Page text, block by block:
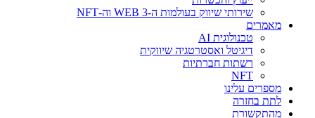
שירותי שיווק בעולמות ה-WEB 3 וה-NFT
מאמרים
טכנולוגית AI
דיגיטל ואסטרטגיה שיווקית
רשתות חברתיות
NFT
מספרים עלינו
לתת בחזרה
מהתקשורת